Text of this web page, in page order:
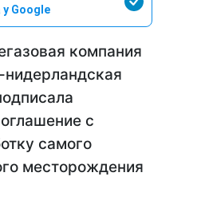
у Google
компания
нидерландская
с
самого
месторождения